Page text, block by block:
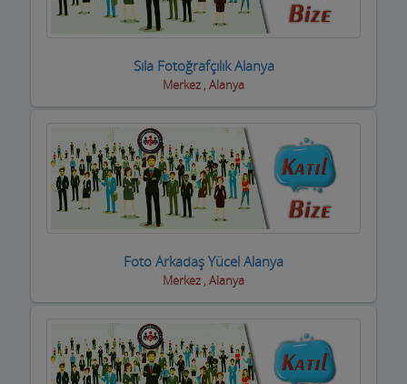
Vcd-Dvd Kiralama
Veterinerler Hayvan Hastanesi
Yapı Denetim
Yapı Malzemeleri
Yatçılar Gezi Tekneleri
Zirai ilaç ve Aletler
Sıla Fotoğrafçılık Alanya
Merkez , Alanya
Foto Arkadaş Yücel Alanya
Merkez , Alanya